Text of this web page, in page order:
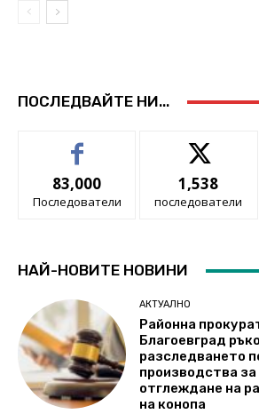
ПОСЛЕДВАЙТЕ НИ...
83,000
Последователи
1,538
последователи
НАЙ-НОВИТЕ НОВИНИ
АКТУАЛНО
Районна
Благоевград
разследването
производства
отглеждане на
на конопа